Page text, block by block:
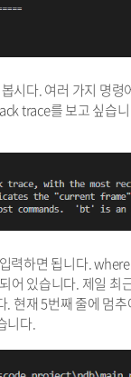
시다. 여러 가지 명령
trace를 보고 싶습
력하면 됩니다.
어 있습니다. 제일 최
. 현재 5번째 줄에 멈
니다.